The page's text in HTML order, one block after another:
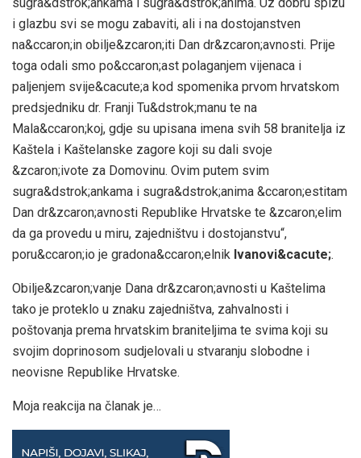
i glazbu svi se mogu zabaviti, ali i na dostojanstven
na&ccaron;in obilje&zcaron;iti Dan dr&zcaron;avnosti. Prije
toga odali smo po&ccaron;ast polaganjem vijenaca i
paljenjem svije&cacute;a kod spomenika prvom hrvatskom
predsjedniku dr. Franji Tu&dstrok;manu te na
Mala&ccaron;koj, gdje su upisana imena svih 58 branitelja iz
Kaštela i Kaštelanske zagore koji su dali svoje
&zcaron;ivote za Domovinu. Ovim putem svim
sugra&dstrok;ankama i sugra&dstrok;anima &ccaron;estitam
Dan dr&zcaron;avnosti Republike Hrvatske te &zcaron;elim
da ga provedu u miru, zajedništvu i dostojanstvu“,
poru&ccaron;io je gradona&ccaron;elnik Ivanovi&cacute;.
Obilje&zcaron;vanje Dana dr&zcaron;avnosti u Kaštelima
tako je proteklo u znaku zajedništva, zahvalnosti i
poštovanja prema hrvatskim braniteljima te svima koji su
svojim doprinosom sudjelovali u stvaranju slobodne i
neovisne Republike Hrvatske.
Moja reakcija na članak je…